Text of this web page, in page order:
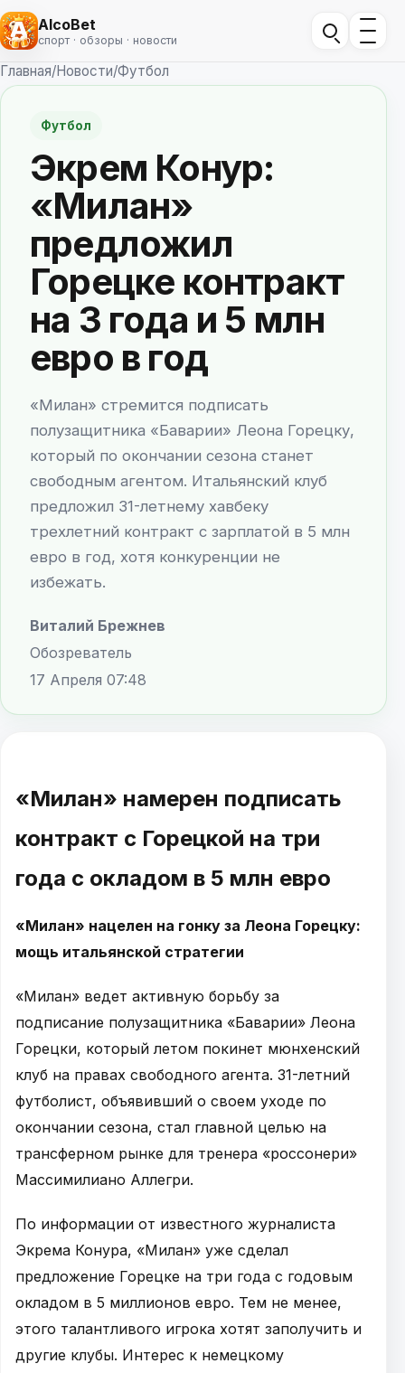
AlcoBet
спорт · обзоры · новости
Главная/Новости/Футбол
Футбол
Экрем Конур:
«Милан»
предложил
Горецке контракт
на 3 года и 5 млн
евро в год
«Милан» стремится подписать
полузащитника «Баварии» Леона Горецку,
который по окончании сезона станет
свободным агентом. Итальянский клуб
предложил 31-летнему хавбеку
трехлетний контракт с зарплатой в 5 млн
евро в год, хотя конкуренции не
избежать.
Виталий Брежнев
Обозреватель
17 Апреля 07:48
«Милан» намерен подписать
контракт с Горецкой на три
года с окладом в 5 млн евро
«Милан» нацелен на гонку за Леона Горецку:
мощь итальянской стратегии
«Милан» ведет активную борьбу за
подписание полузащитника «Баварии» Леона
Горецки, который летом покинет мюнхенский
клуб на правах свободного агента. 31-летний
футболист, объявивший о своем уходе по
окончании сезона, стал главной целью на
трансферном рынке для тренера «россонери»
Массимилиано Аллегри.
По информации от известного журналиста
Экрема Конура, «Милан» уже сделал
предложение Горецке на три года с годовым
окладом в 5 миллионов евро. Тем не менее,
этого талантливого игрока хотят заполучить и
другие клубы. Интерес к немецкому